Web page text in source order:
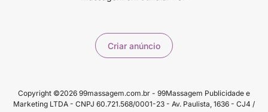
Criar anúncio
Copyright ©2026 99massagem.com.br - 99Massagem Publicidade e
Marketing LTDA - CNPJ 60.721.568/0001-23 - Av. Paulista, 1636 - CJ4 /